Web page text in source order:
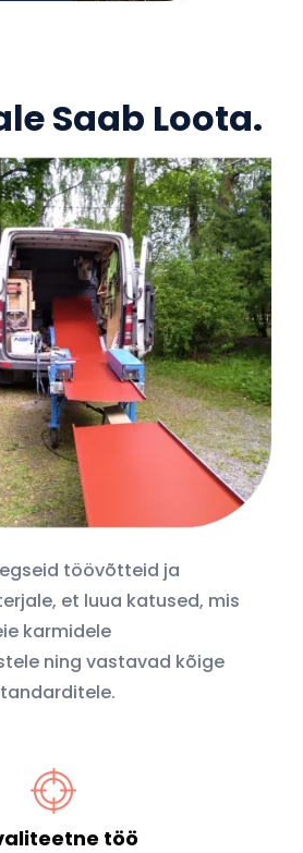
Saab Loota.
töövõtteid ja
et luua katused, mis
karmidele
ning vastavad kõige
töö